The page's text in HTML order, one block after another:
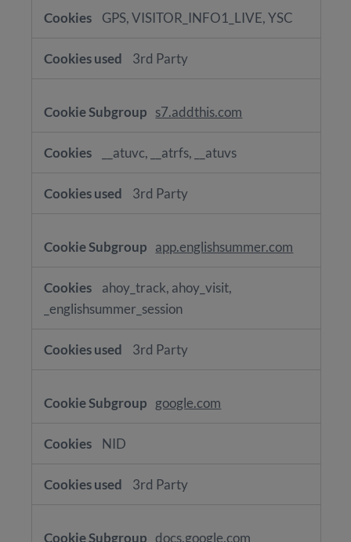
GPS, VISITOR_INFO1_LIVE, YSC
3rd Party
s7.addthis.com
__atuvc, __atrfs, __atuvs
3rd Party
app.englishsummer.com
ahoy_track, ahoy_visit,
_englishsummer_session
3rd Party
google.com
NID
3rd Party
docs.google.com